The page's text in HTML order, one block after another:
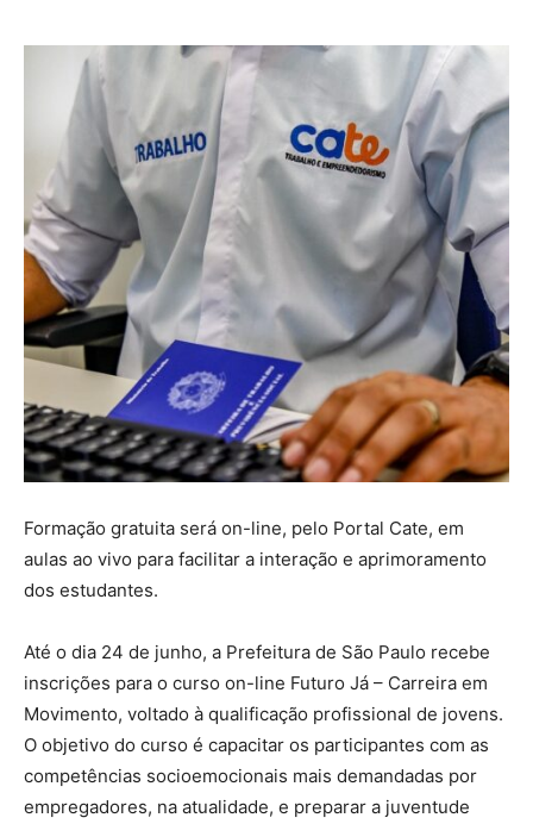
Formação gratuita será on-line, pelo Portal Cate, em
aulas ao vivo para facilitar a interação e aprimoramento
dos estudantes.
Até o dia 24 de junho, a Prefeitura de São Paulo recebe
inscrições para o curso on-line Futuro Já – Carreira em
Movimento, voltado à qualificação profissional de jovens.
O objetivo do curso é capacitar os participantes com as
competências socioemocionais mais demandadas por
empregadores, na atualidade, e preparar a juventude